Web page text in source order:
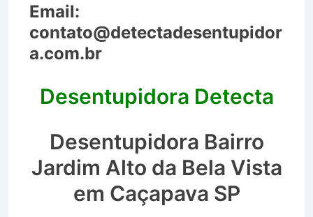
Email:
contato@detectadesentupidor
a.com.br
Desentupidora Detecta
Desentupidora Bairro
Jardim Alto da Bela Vista
em Caçapava SP